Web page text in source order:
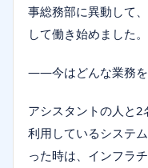
事総務部に異動して
して働き始めました。
――今はどんな業務を
アシスタントの人と
利用しているシステ
った時は、インフラ